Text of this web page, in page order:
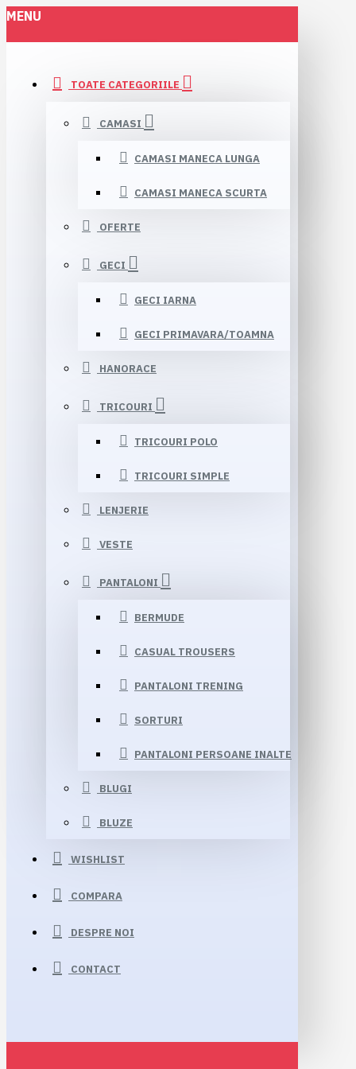
MENU
TOATE CATEGORIILE
CAMASI
CAMASI MANECA LUNGA
CAMASI MANECA SCURTA
OFERTE
GECI
GECI IARNA
GECI PRIMAVARA/TOAMNA
HANORACE
TRICOURI
TRICOURI POLO
TRICOURI SIMPLE
LENJERIE
VESTE
PANTALONI
BERMUDE
CASUAL TROUSERS
PANTALONI TRENING
SORTURI
PANTALONI PERSOANE INALTE
BLUGI
BLUZE
WISHLIST
COMPARA
DESPRE NOI
CONTACT